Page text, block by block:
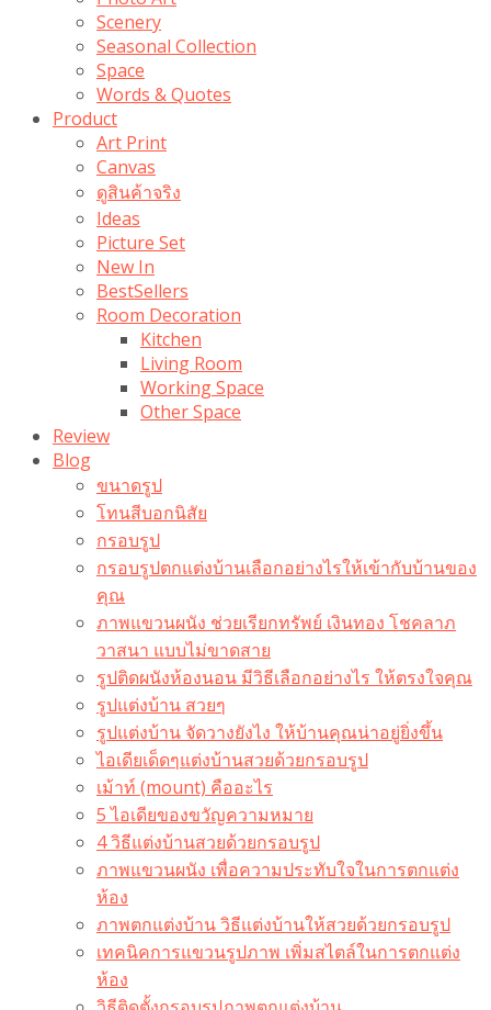
Scenery
Seasonal Collection
Space
Words & Quotes
Product
Art Print
Canvas
ดูสินค้าจริง
Ideas
Picture Set
New In
BestSellers
Room Decoration
Kitchen
Living Room
Working Space
Other Space
Review
Blog
ขนาดรูป
โทนสีบอกนิสัย
กรอบรูป
กรอบรูปตกแต่งบ้านเลือกอย่างไรให้เข้ากับบ้านของ
คุณ
ภาพแขวนผนัง ช่วยเรียกทรัพย์ เงินทอง โชคลาภ
วาสนา แบบไม่ขาดสาย
รูปติดผนังห้องนอน มีวิธีเลือกอย่างไร ให้ตรงใจคุณ
รูปแต่งบ้าน สวยๆ
รูปแต่งบ้าน จัดวางยังไง ให้บ้านคุณน่าอยู่ยิ่งขึ้น
ไอเดียเด็ดๆแต่งบ้านสวยด้วยกรอบรูป
เม้าท์ (mount) คืออะไร​
5 ไอเดียของขวัญความหมาย
4 วิธีแต่งบ้านสวยด้วยกรอบรูป
ภาพแขวนผนัง เพื่อความประทับใจในการตกแต่ง
ห้อง
ภาพตกแต่งบ้าน วิธีแต่งบ้านให้สวยด้วยกรอบรูป
เทคนิคการแขวนรูปภาพ เพิ่มสไตล์ในการตกแต่ง
ห้อง